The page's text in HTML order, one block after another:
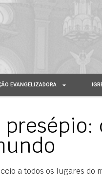
EVANGELIZADORA
a todos os lugares do